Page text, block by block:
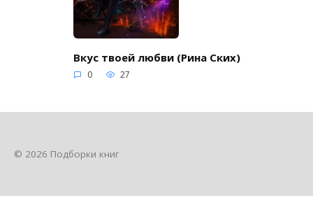
Вкус твоей любви (Рина Ских)
0 27
© 2026 Подборки книг